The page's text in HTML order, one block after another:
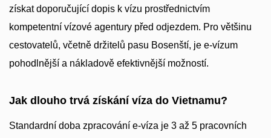
získat doporučující dopis k vízu prostřednictvím
kompetentní vízové agentury před odjezdem. Pro většinu
cestovatelů, včetně držitelů pasu Bosenští, je e-vízum
pohodlnější a nákladově efektivnější možností.
Jak dlouho trvá získání víza do Vietnamu?
Standardní doba zpracování e-víza je 3 až 5 pracovních